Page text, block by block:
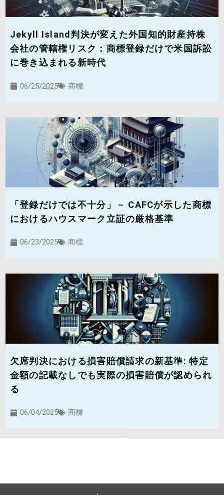
Jekyll Island判決が変えた外国知的財産持株
会社の管轄権リスク：商標登録だけで米国訴訟
に巻き込まれる新時代
06/25/2025 商標
「登録だけでは不十分」－ CAFCが示した商標
におけるハウスマーク立証の厳格基準
06/23/2025 商標
欠席判決における損害賠償請求の新基準: 特定
金額の記載なしでも実際の損害賠償が認められ
る
06/04/2025 商標